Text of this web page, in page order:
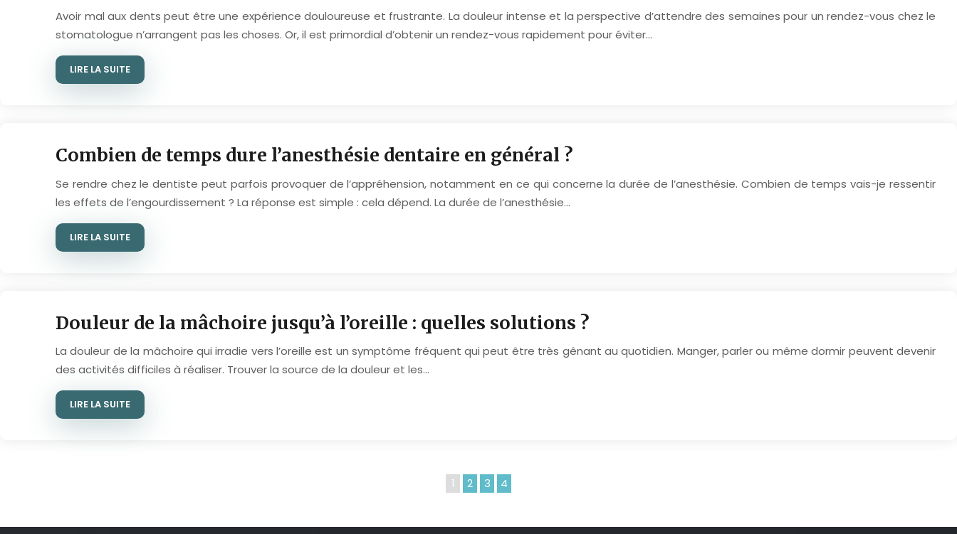
Avoir mal aux dents peut être une expérience douloureuse et frustrante. La douleur intense et la perspective d’attendre des semaines pour un rendez-vous chez le
stomatologue n’arrangent pas les choses. Or, il est primordial d’obtenir un rendez-vous rapidement pour éviter…
LIRE LA SUITE
Combien de temps dure l’anesthésie dentaire en général ?
Se rendre chez le dentiste peut parfois provoquer de l’appréhension, notamment en ce qui concerne la durée de l’anesthésie. Combien de temps vais-je ressentir
les effets de l’engourdissement ? La réponse est simple : cela dépend. La durée de l’anesthésie…
LIRE LA SUITE
Douleur de la mâchoire jusqu’à l’oreille : quelles solutions ?
La douleur de la mâchoire qui irradie vers l’oreille est un symptôme fréquent qui peut être très gênant au quotidien. Manger, parler ou même dormir peuvent devenir
des activités difficiles à réaliser. Trouver la source de la douleur et les…
LIRE LA SUITE
1 2 3 4